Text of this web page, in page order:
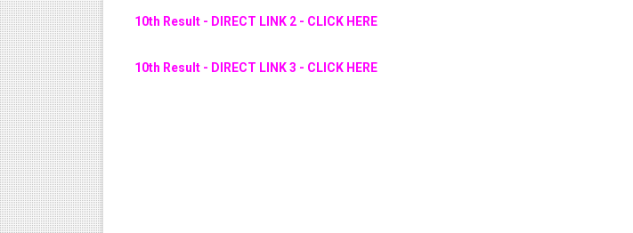
10th Result - DIRECT LINK 2 - CLICK HERE
10th Result - DIRECT LINK 3 - CLICK HERE